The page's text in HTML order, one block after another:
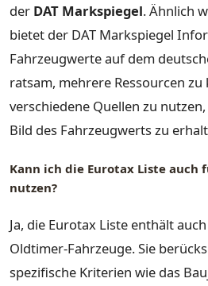
der DAT Markspiegel. Ähnlich
bietet der DAT Markspiegel
Fahrzeugwerte auf dem
ratsam, mehrere Ressourcen
verschiedene Quellen zu
Bild des Fahrzeugwerts zu
Kann ich die Eurotax Liste auch
nutzen?
Ja, die Eurotax Liste enthält
Oldtimer-Fahrzeuge. Sie
spezifische Kriterien wie das